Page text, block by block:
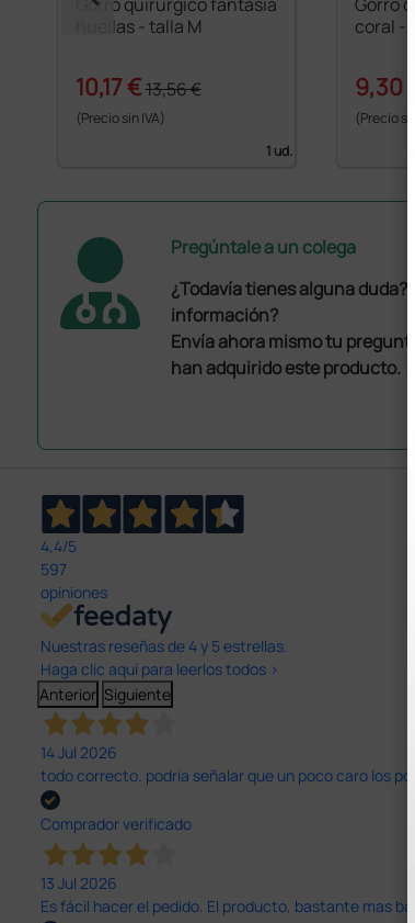
huellas - talla M
10,17 €13,56 €
(Precio sin IVA)
1 ud.
coral -
9,30 €
(Precio sin
Pregúntale a un colega
¿Todavía tienes alguna duda?
información?
Envía ahora mismo tu
han adquirido este producto.
4,4/5
597
opiniones
Nuestras reseñas de 4 y 5 estrellas.
Haga clic aquí para leerlos todos >
Anterior Siguiente
14 Jul 2026
todo correcto. podria señalar que un poco caro los
Comprador verificado
13 Jul 2026
Es fácil hacer el pedido. El producto, bastante mas